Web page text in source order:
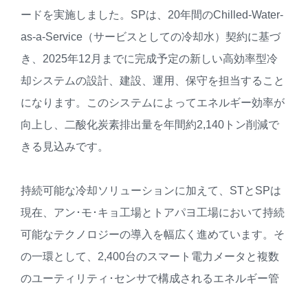
ードを実施しました。SPは、20年間のChilled-Water-
as-a-Service（サービスとしての冷却水）契約に基づ
き、2025年12月までに完成予定の新しい高効率型冷
却システムの設計、建設、運用、保守を担当すること
になります。このシステムによってエネルギー効率が
向上し、二酸化炭素排出量を年間約2,140トン削減で
きる見込みです。
持続可能な冷却ソリューションに加えて、STとSPは
現在、アン･モ･キョ工場とトアパヨ工場において持続
可能なテクノロジーの導入を幅広く進めています。そ
の一環として、2,400台のスマート電力メータと複数
のユーティリティ･センサで構成されるエネルギー管